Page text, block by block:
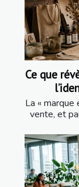
Ce que
La «
vente, et